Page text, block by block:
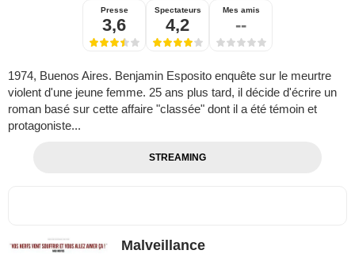
Presse
3,6
Spectateurs
4,2
Mes amis
--
1974, Buenos Aires. Benjamin Esposito enquête sur le meurtre
violent d'une jeune femme. 25 ans plus tard, il décide d'écrire un
roman basé sur cette affaire "classée" dont il a été témoin et
protagoniste...
STREAMING
Malveillance